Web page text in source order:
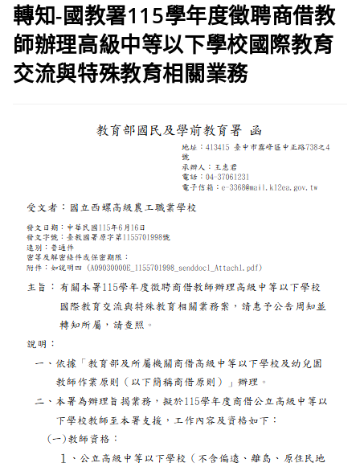
轉知-國教署115學年度徵聘商借教
師辦理高級中等以下學校國際教育
交流與特殊教育相關業務